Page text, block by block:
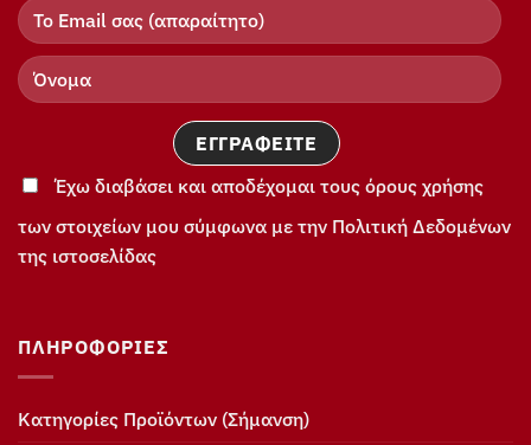
Έχω διαβάσει και αποδέχομαι τους όρους χρήσης
των στοιχείων μου σύμφωνα με την Πολιτική Δεδομένων
της ιστοσελίδας
ΠΛΗΡΟΦΟΡΊΕΣ
Κατηγορίες Προϊόντων (Σήμανση)